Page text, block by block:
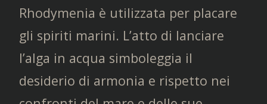
Rhodymenia è utilizzata per placare
gli spiriti marini. L’atto di lanciare
l’alga in acqua simboleggia il
desiderio di armonia e rispetto nei